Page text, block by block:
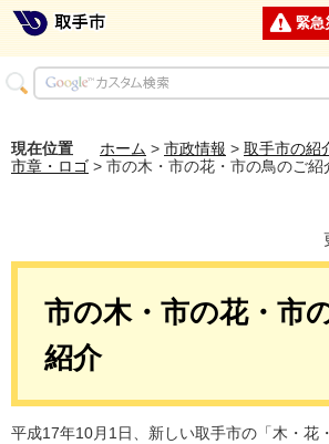
緊急
現在位置 ホーム > 市政情報 > 取手市の紹
市章・ロゴ > 市の木・市の花・市の鳥のご紹
市の木・市の花・市
紹介
平成17年10月1日、新しい取手市の「木・花